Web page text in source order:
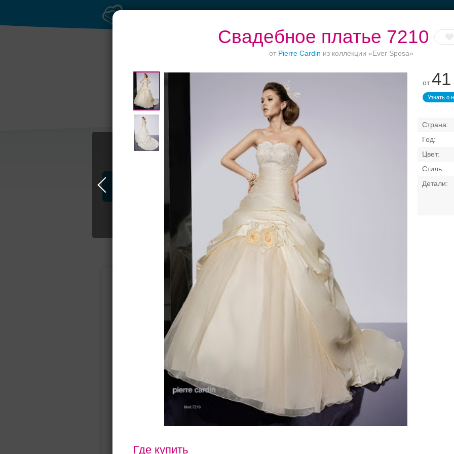
Свадебное платье 7210
от Pierre Cardin из коллекции «Ever Sposa»
от
Узнать о
Где купить
Ваш безупречный
образ
Свадебные платья Кольца
Свадебные платья
Подбор свадебного платья
Принцесса Бальное